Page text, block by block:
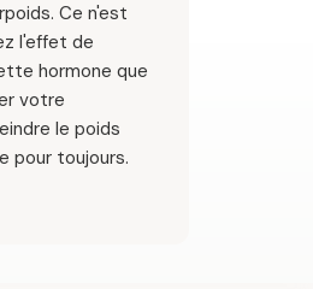
Ce n'est
l'effet de
hormone que
votre
le poids
pour toujours.